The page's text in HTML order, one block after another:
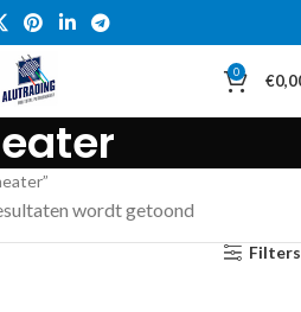
0 €
wordt getoond
Filters